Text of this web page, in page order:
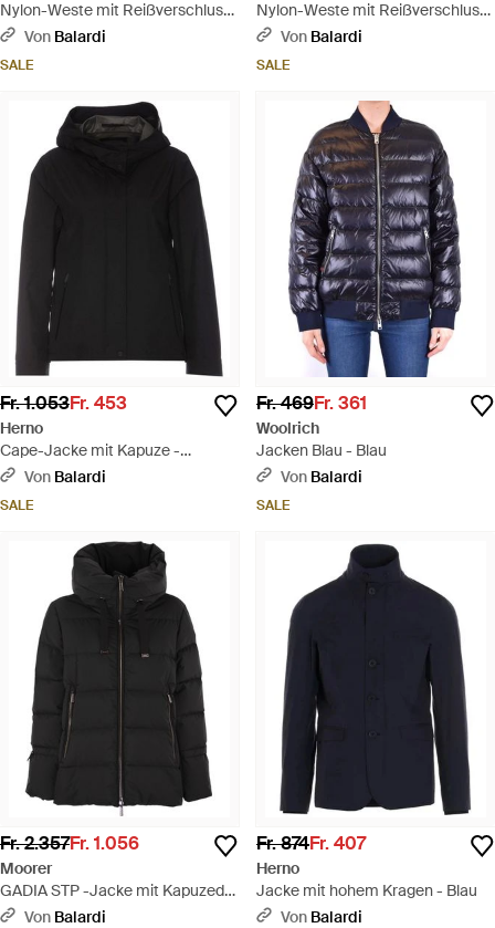
Nylon-Weste mit Reißverschluss
- Natur
Von Balardi
SALE
Nylon-Weste mit Reißverschluss
- Blau
Von Balardi
SALE
Fr. 1.053Fr. 453
Herno
Cape-Jacke mit Kapuze -
Schwarz
Von Balardi
SALE
Fr. 469Fr. 361
Woolrich
Jacken Blau - Blau
Von Balardi
SALE
Fr. 2.357Fr. 1.056
Moorer
GADIA STP -Jacke mit Kapuzed
nach unten - Schwarz
Von Balardi
Fr. 874Fr. 407
Herno
Jacke mit hohem Kragen - Blau
Von Balardi